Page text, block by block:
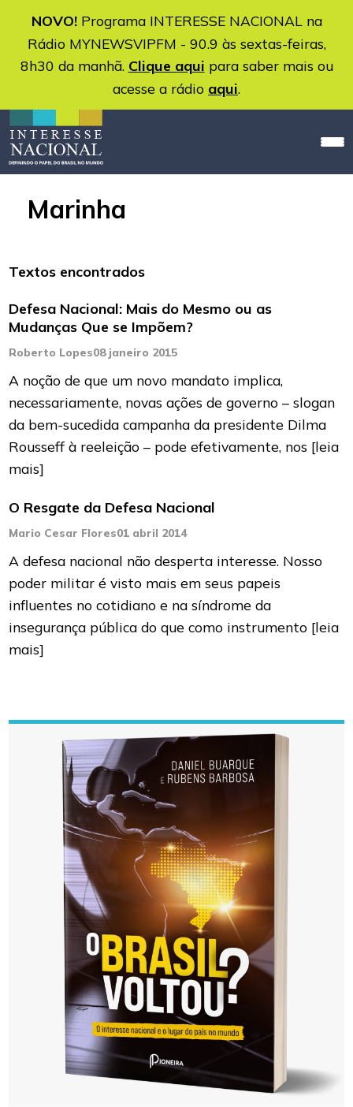
NOVO!Programa INTERESSE NACIONAL na
Rádio MYNEWSVIPFM - 90.9 às sextas-feiras,
8h30 da manhã. Clique aqui para saber mais ou
acesse a rádio aqui.
Marinha
Textos encontrados
Defesa Nacional: Mais do Mesmo ou as
Mudanças Que se Impõem?
Roberto Lopes08 janeiro 2015
A noção de que um novo mandato implica,
necessariamente, novas ações de governo – slogan
da bem-sucedida campanha da presidente Dilma
Rousseff à reeleição – pode efetivamente, nos [leia
mais]
O Resgate da Defesa Nacional
Mario Cesar Flores01 abril 2014
A defesa nacional não desperta interesse. Nosso
poder militar é visto mais em seus papeis
influentes no cotidiano e na sín­drome da
insegurança pública do que como ins­trumento [leia
mais]